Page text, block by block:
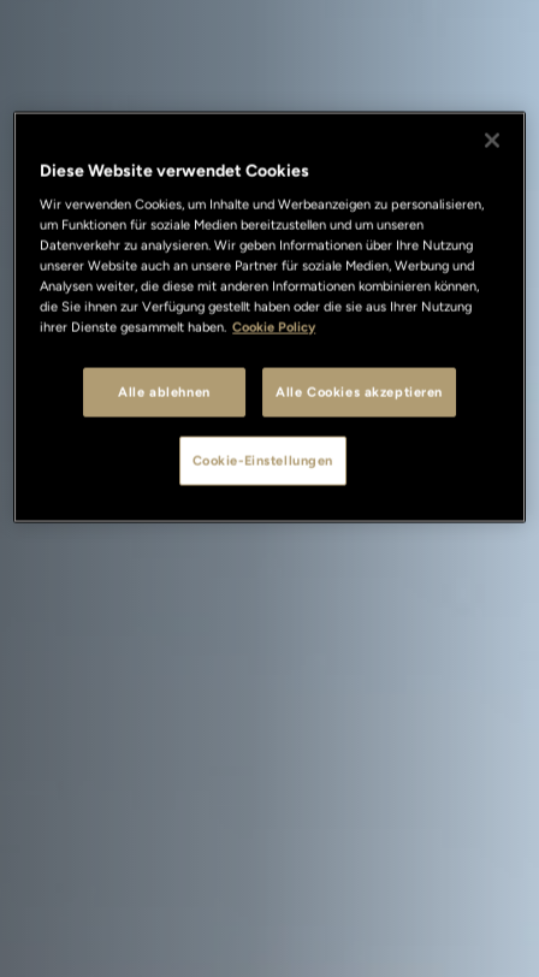
Diese Website verwendet Cookies
Wir verwenden Cookies, um Inhalte und Werbeanzeigen zu personalisieren,
um Funktionen für soziale Medien bereitzustellen und um unseren
Datenverkehr zu analysieren. Wir geben Informationen über Ihre Nutzung
unserer Website auch an unsere Partner für soziale Medien, Werbung und
Analysen weiter, die diese mit anderen Informationen kombinieren können,
die Sie ihnen zur Verfügung gestellt haben oder die sie aus Ihrer Nutzung
ihrer Dienste gesammelt haben. Cookie Policy
Alle ablehnen Alle Cookies akzeptieren
Cookie-Einstellungen